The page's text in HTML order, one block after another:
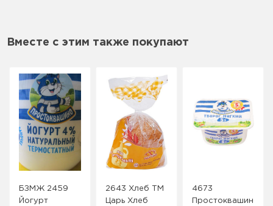
Вместе с этим также покупают
БЗМЖ 2459
Йогурт
2643 Хлеб ТМ
Царь Хлеб
4673
Простоквашино